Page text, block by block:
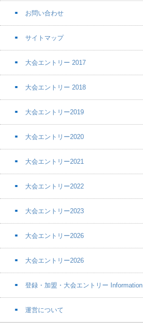
お問い合わせ
サイトマップ
大会エントリー 2017
大会エントリー 2018
大会エントリー2019
大会エントリー2020
大会エントリー2021
大会エントリー2022
大会エントリー2023
大会エントリー2026
大会エントリー2026
登録・加盟・大会エントリー Information
運営について